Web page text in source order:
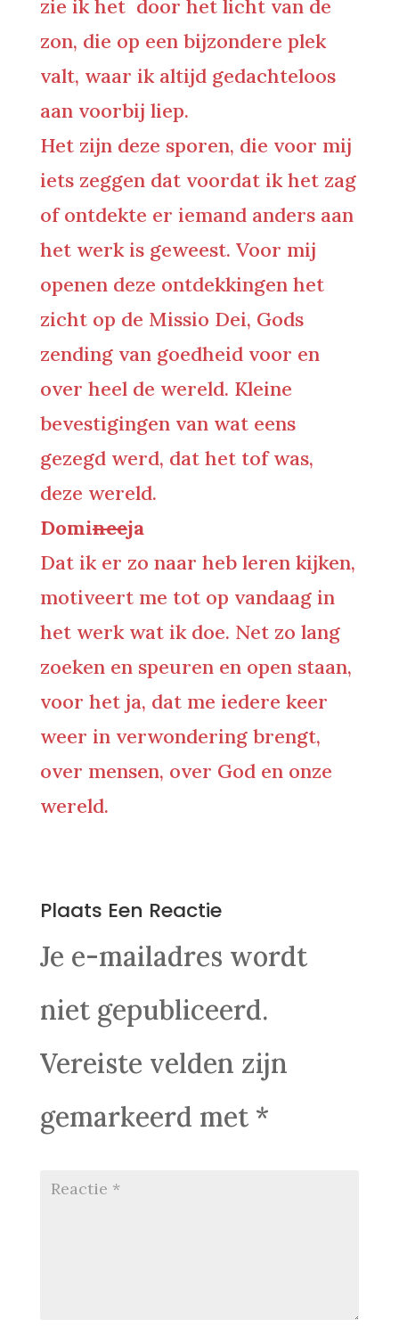
zie ik het door het licht van de
zon, die op een bijzondere plek
valt, waar ik altijd gedachteloos
aan voorbij liep.
Het zijn deze sporen, die voor mij
iets zeggen dat voordat ik het zag
of ontdekte er iemand anders aan
het werk is geweest. Voor mij
openen deze ontdekkingen het
zicht op de Missio Dei, Gods
zendingvan goedheid voor en
over heel de wereld. Kleine
bevestigingen van wat eens
gezegd werd, dat het tof was,
deze wereld.
Domineeja
Dat ik er zo naar heb leren kijken,
motiveert me tot op vandaag in
het werk wat ik doe. Net zo lang
zoeken en speuren en open staan,
voor het ja, dat me iedere keer
weer in verwondering brengt,
over mensen, over God en onze
wereld.
Plaats Een Reactie
Je e-mailadres wordt
niet gepubliceerd.
Vereiste velden zijn
gemarkeerd met *